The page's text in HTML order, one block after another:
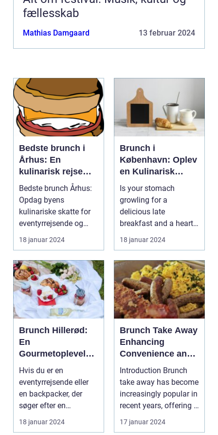
fællesskab
Mathias Damgaard 13 februar 2024
Bedste brunch i
Århus: En
kulinarisk rejse
gennem byens
smagfulde
morgenmåltider
eventyrrejsende
og backpackere
Bedste brunch Århus:
Opdag byens
kulinariske skatte for
eventyrrejsende og
backpackere
Indledning: ...
18 januar 2024
Brunch i
København: Oplev
en Kulinarisk
Eventyrrejse
Is your stomach
growling for a
delicious late
breakfast and a hearty
lunch combined? Look
no further...
18 januar 2024
Brunch Hillerød:
En
Gourmetoplevelse
i Nordsjælland
Hvis du er en
eventyrrejsende eller
en backpacker, der
søger efter en
uforglemmelig
gastronomisk opl...
18 januar 2024
Brunch Take Away
Enhancing
Convenience and
Exploring Culinary
Experiences
Introduction Brunch
take away has become
increasingly popular in
recent years, offering a
convenien...
17 januar 2024